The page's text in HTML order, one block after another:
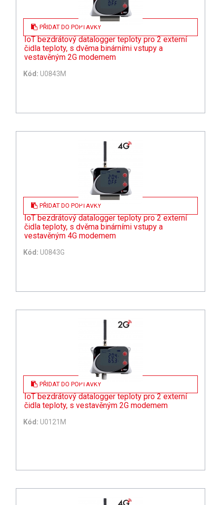
PŘIDAT DO POPTÁVKY
IoT bezdrátový datalogger teploty pro 2 externí
čidla teploty, s dvěma binárními vstupy a
vestavěným 2G modemem
Kód: U0843M
PŘIDAT DO POPTÁVKY
IoT bezdrátový datalogger teploty pro 2 externí
čidla teploty, s dvěma binárními vstupy a
vestavěným 4G modemem
Kód: U0843G
PŘIDAT DO POPTÁVKY
IoT bezdrátový datalogger teploty pro 2 externí
čidla teploty, s vestavěným 2G modemem
Kód: U0121M